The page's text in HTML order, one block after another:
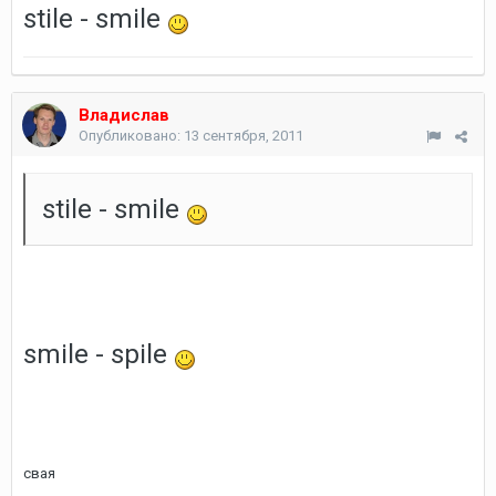
stile - smile
Владислав
Опубликовано: 13 сентября, 2011
stile - smile
smile - spile
свая